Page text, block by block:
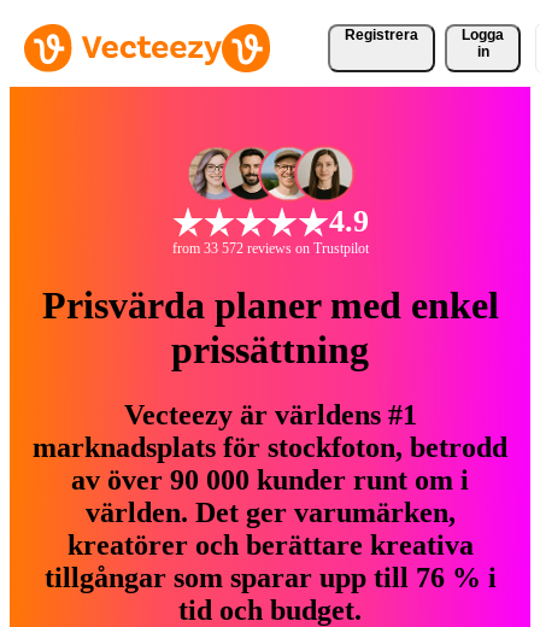
Registrera
Logga
in
4.9
from 33 572 reviews on Trustpilot
Prisvärda planer med enkel
prissättning
Vecteezy är världens #1
marknadsplats för stockfoton, betrodd
av över 90 000 kunder runt om i
världen. Det ger varumärken,
kreatörer och berättare kreativa
tillgångar som sparar upp till 76 % i
tid och budget.